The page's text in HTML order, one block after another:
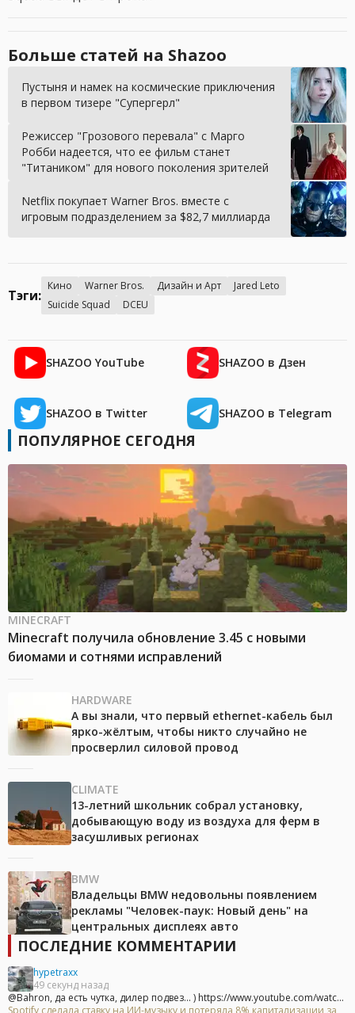
Больше статей на Shazoo
Пустыня и намек на космические приключения
в первом тизере "Супергерл"
Режиссер "Грозового перевала" с Марго
Робби надеется, что ее фильм станет
"Титаником" для нового поколения зрителей
Netflix покупает Warner Bros. вместе с
игровым подразделением за $82,7 миллиарда
Тэги:
Кино Warner Bros. Дизайн и Арт
Jared Leto
Suicide Squad
DCEU
SHAZOO YouTube SHAZOO в Дзен
SHAZOO в Twitter SHAZOO в Telegram
ПОПУЛЯРНОЕ СЕГОДНЯ
MINECRAFT
Minecraft получила обновление 3.45 с новыми
биомами и сотнями исправлений
HARDWARE
А вы знали, что первый ethernet-кабель был
ярко-жёлтым, чтобы никто случайно не
просверлил силовой провод
CLIMATE
13-летний школьник собрал установку,
добывающую воду из воздуха для ферм в
засушливых регионах
BMW
Владельцы BMW недовольны появлением
рекламы "Человек-паук: Новый день" на
центральных дисплеях авто
ПОСЛЕДНИЕ КОММЕНТАРИИ
hypetraxx
49 секунд назад
@Bahron, да есть чутка, дилер подвез... ) https://www.youtube.com/watc...